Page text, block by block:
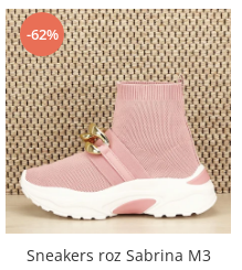
-62%
Sneakers roz Sabrina M3